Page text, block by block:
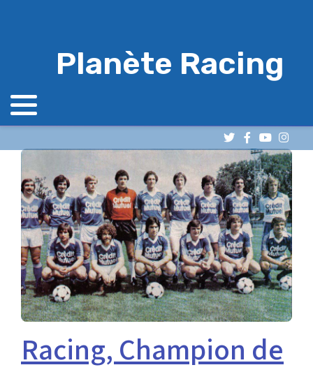
Planète Racing
Racing, Champion de